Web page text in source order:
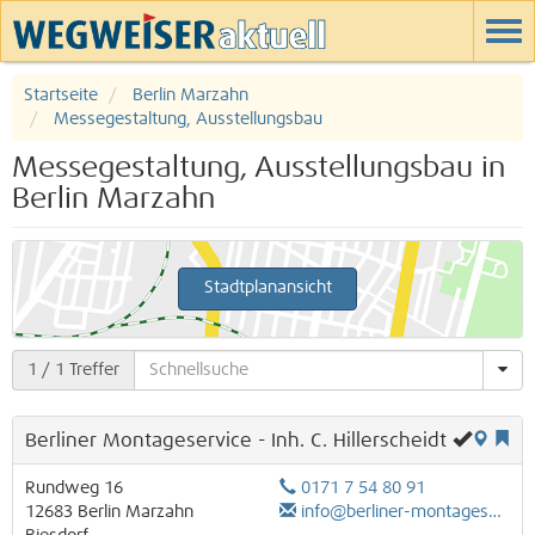
Startseite
Berlin Marzahn
Messegestaltung, Ausstellungsbau
Messegestaltung, Ausstellungsbau in
Berlin Marzahn
Stadtplanansicht
1 / 1 Treffer
Berliner Montageservice - Inh. C. Hillerscheidt
Rundweg 16
12683 Berlin Marzahn
0171 7 54 80 91
info@berliner-montageservice.com